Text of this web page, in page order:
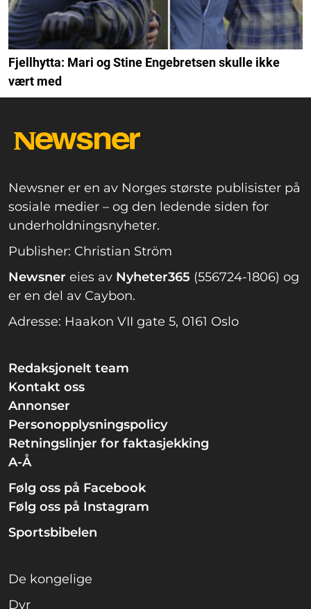
Fjellhytta: Mari og Stine Engebretsen skulle ikke
vært med
Newsner er en av Norges største publisister på
sosiale medier – og den ledende siden for
underholdningsnyheter.
Publisher: Christian Ström
Newsner eies av Nyheter365 (556724-1806) og
er en del av Caybon.
Adresse: Haakon VII gate 5, 0161 Oslo
Redaksjonelt team
Kontakt oss
Annonser
Personopplysningspolicy
Retningslinjer for faktasjekking
A-Å
Følg oss på Facebook
Følg oss på Instagram
Sportsbibelen
De kongelige
Dyr